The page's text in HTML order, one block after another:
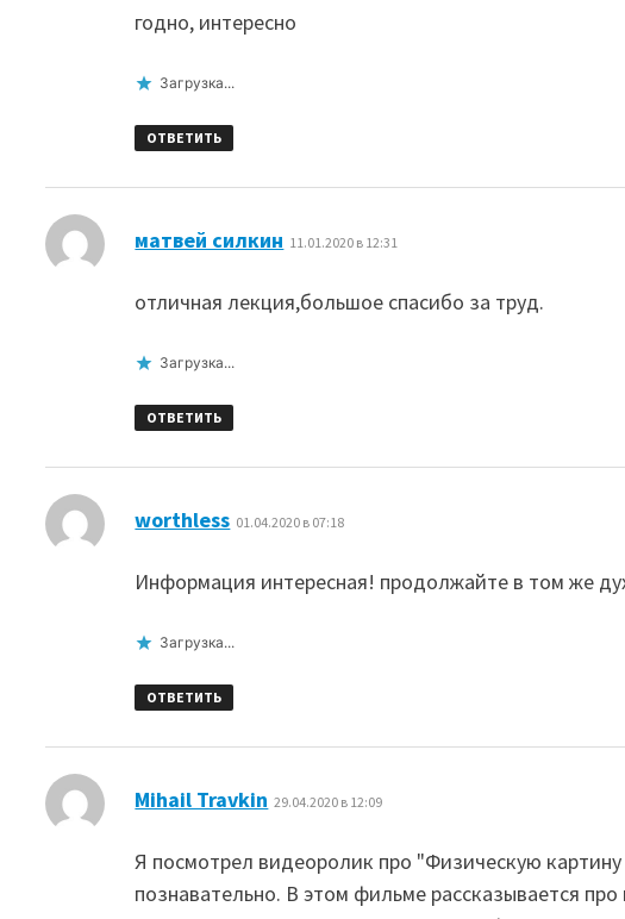
годно, интересно
Загрузка...
ОТВЕТИТЬ
матвей силкин 11.01.2020 в 12:31
отличная лекция,большое спасибо за труд.
Загрузка...
ОТВЕТИТЬ
worthless 01.04.2020 в 07:18
Информация интересная! продолжайте в том же
Загрузка...
ОТВЕТИТЬ
Mihail Travkin 29.04.2020 в 12:09
Я посмотрел видеоролик про "Физическую
познавательно. В этом фильме рассказывается